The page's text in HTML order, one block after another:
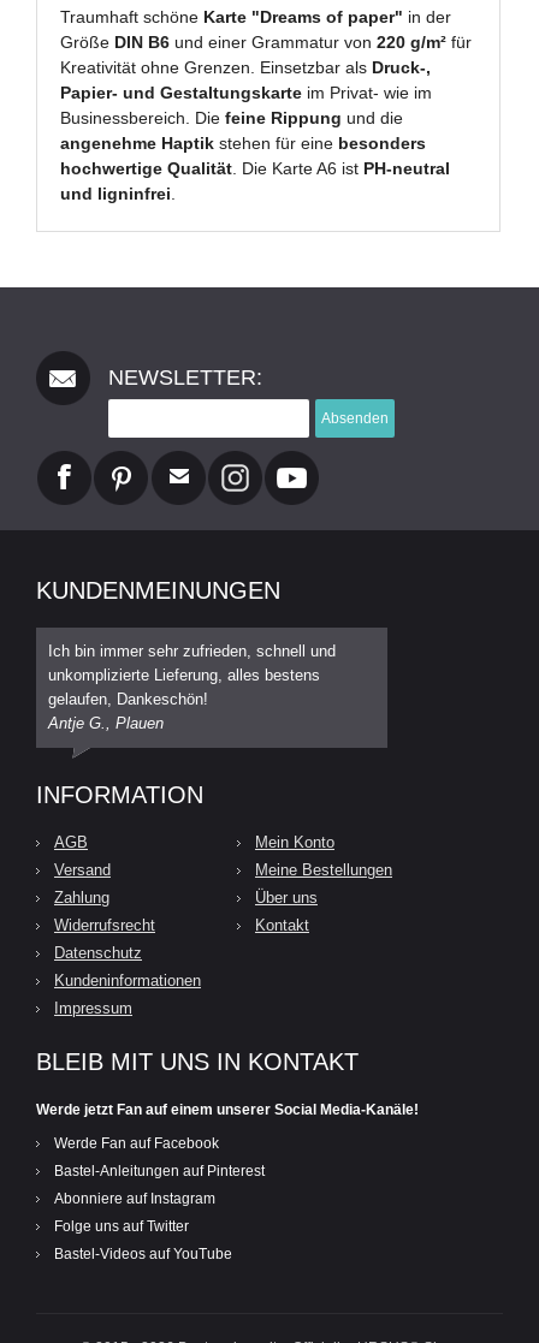
Traumhaft schöne Karte "Dreams of paper" in der
Größe DIN B6 und einer Grammatur von220 g/m² für
Kreativität ohne Grenzen. Einsetzbar als Druck-,
Papier- und Gestaltungskarte im Privat- wie im
Businessbereich. Diefeine Rippung und die
angenehme Haptik stehen für eine besonders
hochwertige Qualität. Die Karte A6 ist PH-neutral
und ligninfrei.
NEWSLETTER:
Absenden
KUNDENMEINUNGEN
Ich bin immer sehr zufrieden, schnell und
unkomplizierte Lieferung, alles bestens
gelaufen, Dankeschön!
Antje G., Plauen
INFORMATION
AGB
Versand
Zahlung
Widerrufsrecht
Datenschutz
Kundeninformationen
Impressum
Mein Konto
Meine Bestellungen
Über uns
Kontakt
BLEIB MIT UNS IN KONTAKT
Werde jetzt Fan auf einem unserer Social Media-Kanäle!
Werde Fan auf Facebook
Bastel-Anleitungen auf Pinterest
Abonniere auf Instagram
Folge uns auf Twitter
Bastel-Videos auf YouTube